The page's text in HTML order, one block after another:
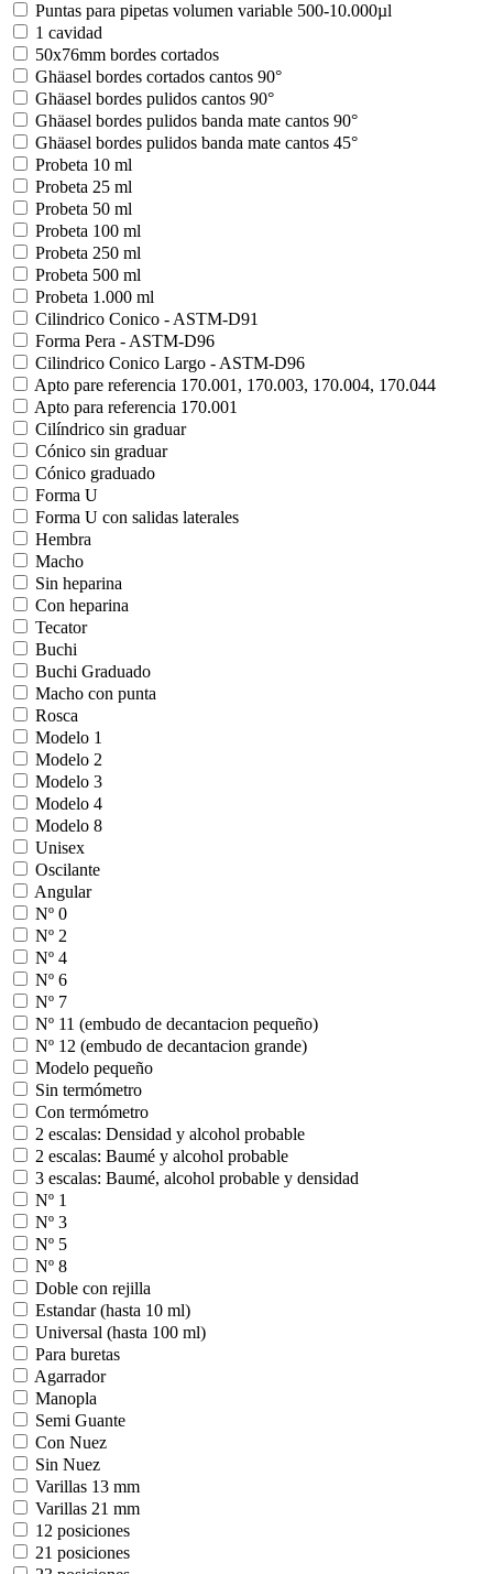
Puntas para pipetas volumen variable 500-10.000µl
1 cavidad
50x76mm bordes cortados
Ghäasel bordes cortados cantos 90°
Ghäasel bordes pulidos cantos 90°
Ghäasel bordes pulidos banda mate cantos 90°
Ghäasel bordes pulidos banda mate cantos 45°
Probeta 10 ml
Probeta 25 ml
Probeta 50 ml
Probeta 100 ml
Probeta 250 ml
Probeta 500 ml
Probeta 1.000 ml
Cilindrico Conico - ASTM-D91
Forma Pera - ASTM-D96
Cilindrico Conico Largo - ASTM-D96
Apto pare referencia 170.001, 170.003, 170.004, 170.044
Apto para referencia 170.001
Cilíndrico sin graduar
Cónico sin graduar
Cónico graduado
Forma U
Forma U con salidas laterales
Hembra
Macho
Sin heparina
Con heparina
Tecator
Buchi
Buchi Graduado
Macho con punta
Rosca
Modelo 1
Modelo 2
Modelo 3
Modelo 4
Modelo 8
Unisex
Oscilante
Angular
Nº 0
Nº 2
Nº 4
Nº 6
Nº 7
Nº 11 (embudo de decantacion pequeño)
Nº 12 (embudo de decantacion grande)
Modelo pequeño
Sin termómetro
Con termómetro
2 escalas: Densidad y alcohol probable
2 escalas: Baumé y alcohol probable
3 escalas: Baumé, alcohol probable y densidad
Nº 1
Nº 3
Nº 5
Nº 8
Doble con rejilla
Estandar (hasta 10 ml)
Universal (hasta 100 ml)
Para buretas
Agarrador
Manopla
Semi Guante
Con Nuez
Sin Nuez
Varillas 13 mm
Varillas 21 mm
12 posiciones
21 posiciones